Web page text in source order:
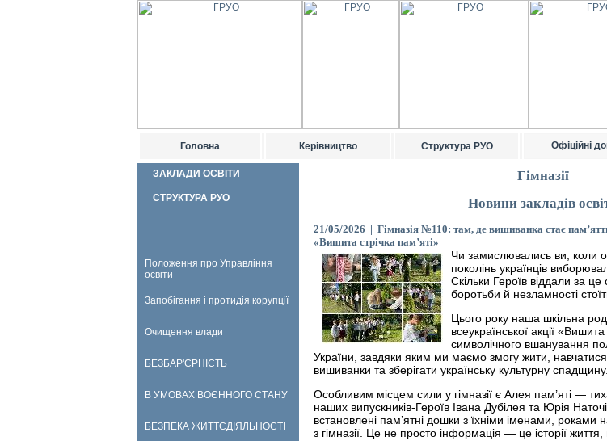
Головна Керівництво Структура РУО Офіційні
ЗАКЛАДИ ОСВІТИ
СТРУКТУРА РУО
Положення про Управління
освіти
Запобігання і протидія корупції
Очищення влади
БЕЗБАР'ЄРНІСТЬ
В УМОВАХ ВОЄННОГО СТАНУ
БЕЗПЕКА ЖИТТЄДІЯЛЬНОСТІ
Гімназії
Новини закладів
21/05/2026 | Гімназія №110: там, де вишиванка стає
«Вишита стрічка пам’яті»
Чи замислювались ви, коли
поколінь українців
Скільки Героїв віддали за це
боротьби й незламності
Цього року наша шкільна
всеукраїнської акції
символічного вшанування
України, завдяки яким ми маємо змогу жити,
вишиванки та зберігати українську культурну спадщину.
Особливим місцем сили у гімназії є Алея пам’яті —
наших випускників-Героїв Івана Дубілея та Юрія
встановлені пам’ятні дошки з їхніми іменами,
з гімназії. Це не просто інформація — це історії